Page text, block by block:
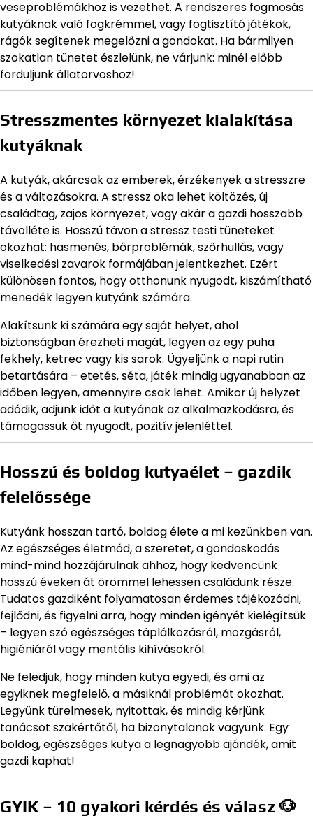
veseproblémákhoz is vezethet. A rendszeres fogmosás
kutyáknak való fogkrémmel, vagy fogtisztító játékok,
rágók segítenek megelőzni a gondokat. Ha bármilyen
szokatlan tünetet észlelünk, ne várjunk: minél előbb
forduljunk állatorvoshoz!
Stresszmentes környezet kialakítása
kutyáknak
A kutyák, akárcsak az emberek, érzékenyek a stresszre
és a változásokra. A stressz oka lehet költözés, új
családtag, zajos környezet, vagy akár a gazdi hosszabb
távolléte is. Hosszú távon a stressz testi tüneteket
okozhat: hasmenés, bőrproblémák, szőrhullás, vagy
viselkedési zavarok formájában jelentkezhet. Ezért
különösen fontos, hogy otthonunk nyugodt, kiszámítható
menedék legyen kutyánk számára.
Alakítsunk ki számára egy saját helyet, ahol
biztonságban érezheti magát, legyen az egy puha
fekhely, ketrec vagy kis sarok. Ügyeljünk a napi rutin
betartására – etetés, séta, játék mindig ugyanabban az
időben legyen, amennyire csak lehet. Amikor új helyzet
adódik, adjunk időt a kutyának az alkalmazkodásra, és
támogassuk őt nyugodt, pozitív jelenléttel.
Hosszú és boldog kutyaélet – gazdik
felelőssége
Kutyánk hosszan tartó, boldog élete a mi kezünkben van.
Az egészséges életmód, a szeretet, a gondoskodás
mind-mind hozzájárulnak ahhoz, hogy kedvencünk
hosszú éveken át örömmel lehessen családunk része.
Tudatos gazdiként folyamatosan érdemes tájékozódni,
fejlődni, és figyelni arra, hogy minden igényét kielégítsük
– legyen szó egészséges táplálkozásról, mozgásról,
higiéniáról vagy mentális kihívásokról.
Ne feledjük, hogy minden kutya egyedi, és ami az
egyiknek megfelelő, a másiknál problémát okozhat.
Legyünk türelmesek, nyitottak, és mindig kérjünk
tanácsot szakértőtől, ha bizonytalanok vagyunk. Egy
boldog, egészséges kutya a legnagyobb ajándék, amit
gazdi kaphat!
GYIK – 10 gyakori kérdés és válasz 🐶